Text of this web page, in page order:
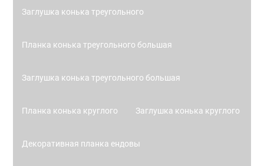
Заглушка конька треугольного
Планка конька треугольного большая
Заглушка конька треугольного большая
Планка конька круглого Заглушка конька круглого
Декоративная планка ендовы